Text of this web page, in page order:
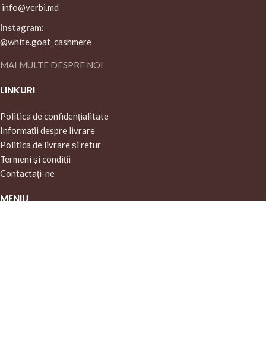
info@verbi.md
Instagram:
@white.goat_cashmere
MAI MULTE DESPRE NOI
LINKURI
Politica de confidențialitate
Informații despre livrare
Politica de livrare și retur
Termeni și condiții
Contactați-ne
MENIU